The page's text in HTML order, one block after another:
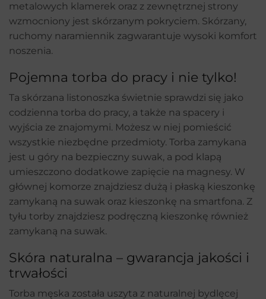
metalowych klamerek oraz z zewnętrznej strony
wzmocniony jest skórzanym pokryciem. Skórzany,
ruchomy naramiennik zagwarantuje wysoki komfort
noszenia.
Pojemna torba do pracy i nie tylko!
Ta skórzana listonoszka świetnie sprawdzi się jako
codzienna torba do pracy, a także na spacery i
wyjścia ze znajomymi. Możesz w niej pomieścić
wszystkie niezbędne przedmioty. Torba zamykana
jest u góry na bezpieczny suwak, a pod klapą
umieszczono dodatkowe zapięcie na magnesy. W
głównej komorze znajdziesz dużą i płaską kieszonkę
zamykaną na suwak oraz kieszonkę na smartfona. Z
tyłu torby znajdziesz podręczną kieszonkę również
zamykaną na suwak.
Skóra naturalna – gwarancja jakości i
trwałości
Torba męska została uszyta z naturalnej bydlęcej